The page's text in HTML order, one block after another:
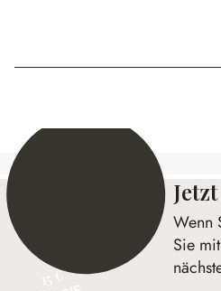
15 €
Wenn
Sie